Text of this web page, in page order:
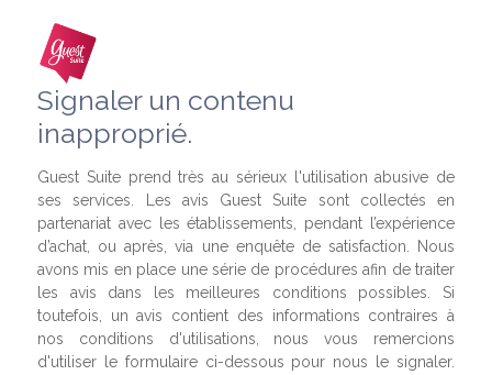
Signaler un contenu
inapproprié.
Guest Suite prend très au sérieux l'utilisation abusive de
ses services. Les avis Guest Suite sont collectés en
partenariat avec les établissements, pendant l’expérience
d’achat, ou après, via une enquête de satisfaction. Nous
avons mis en place une série de procédures afin de traiter
les avis dans les meilleures conditions possibles. Si
toutefois, un avis contient des informations contraires à
nos conditions d'utilisations, nous vous remercions
d'utiliser le formulaire ci-dessous pour nous le signaler.